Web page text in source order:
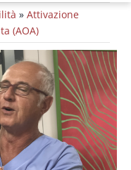
» Attivazione
(AOA)